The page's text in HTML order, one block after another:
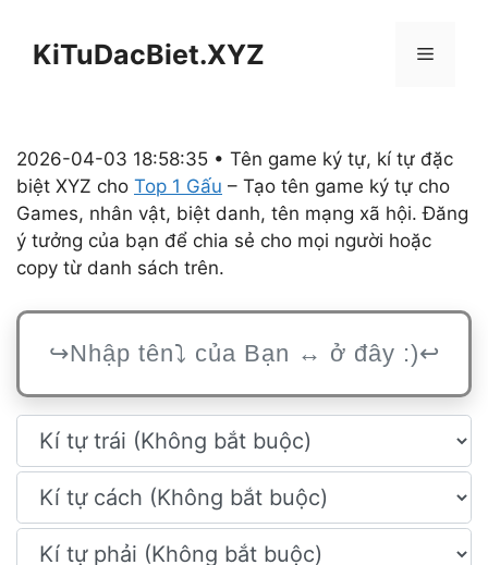
KiTuDacBiet.XYZ Menu
2026-04-03 18:58:35 • Tên game ký tự, kí tự đặc
biệt XYZ cho Top 1 Gấu – Tạo tên game ký tự cho
Games, nhân vật, biệt danh, tên mạng xã hội. Đăng
ý tưởng của bạn để chia sẻ cho mọi người hoặc
copy từ danh sách trên.